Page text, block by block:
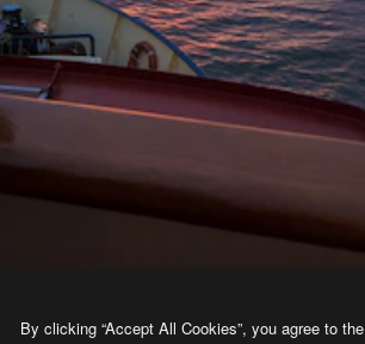
By clicking “Accept All Cookies”, you agree to